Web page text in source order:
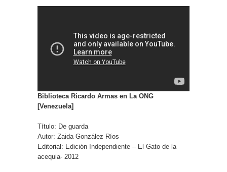
Biblioteca Ricardo Armas en La ONG
[Venezuela]
Título: De guarda
Autor: Zaida González Ríos
Editorial: Edición Independiente – El Gato de la
acequia- 2012